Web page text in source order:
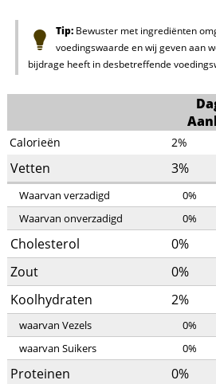
Tip:Bewuster met ingrediënten
voedingswaarde en wij geven aan
bijdrage heeft in desbetreffende
Calorieën 2%
Vetten 3%
Waarvan verzadigd 0%
Waarvan onverzadigd
0%
Cholesterol 0%
Zout
0%
Koolhydraten
2%
waarvan Vezels 0%
waarvan Suikers
0%
Proteinen 0%